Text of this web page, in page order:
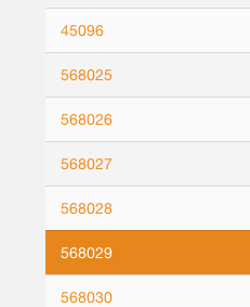
45096
568025
568026
568027
568028
568029
568030